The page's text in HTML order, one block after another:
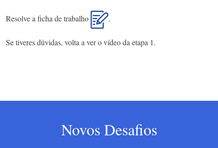
Resolve a ficha de trabalho .
Se tiveres dúvidas, volta a ver o vídeo da etapa 1.
Novos Desafios